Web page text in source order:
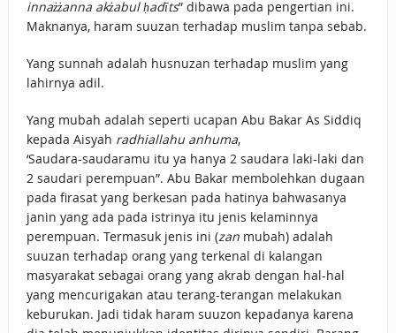
innażżanna akżabul ḥadīts” dibawa pada pengertian ini.
Maknanya, haram suuzan terhadap muslim tanpa sebab.
Yang sunnah adalah husnuzan terhadap muslim yang
lahirnya adil.
Yang mubah adalah seperti ucapan Abu Bakar As Siddiq
kepada Aisyah radhiallahu anhuma,
‘Saudara-saudaramu itu ya hanya 2 saudara laki-laki dan
2 saudari perempuan”. Abu Bakar membolehkan dugaan
pada firasat yang berkesan pada hatinya bahwasanya
janin yang ada pada istrinya itu jenis kelaminnya
perempuan. Termasuk jenis ini (zanmubah) adalah
suuzan terhadap orang yang terkenal di kalangan
masyarakat sebagai orang yang akrab dengan hal-hal
yang mencurigakan atau terang-terangan melakukan
keburukan. Jadi tidak haram suuzon kepadanya karena